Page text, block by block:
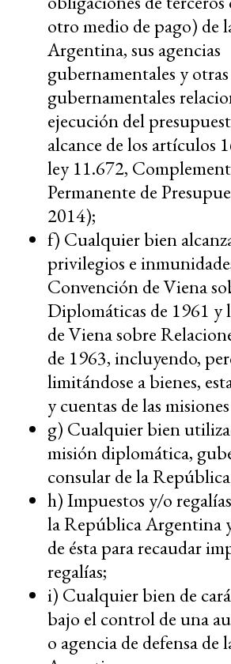
otro medio de pago) de
Argentina, sus agencias
gubernamentales y
gubernamentales
ejecución del
alcance de los artículos
ley 11.672,
Permanente de
2014);
f) Cualquier bien
privilegios e
Convención de Viena
Diplomáticas de 1961 y
de Viena sobre
de 1963, incluyendo,
limitándose a bienes,
y cuentas de las
g) Cualquier bien
misión diplomática,
consular de la
h) Impuestos y/o
la República Argentina
de ésta para recaudar
regalías;
i) Cualquier bien de
bajo el control de una
o agencia de defensa de